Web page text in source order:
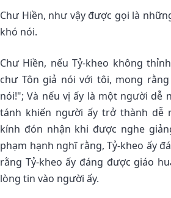
Chư Hiền, như vậy được gọi là
khó nói.
Chư Hiền, nếu Tỷ-kheo không
chư Tôn giả nói với tôi, mong
nói!"; Và nếu vị ấy là một người dễ
tánh khiến người ấy trở thành dễ
kính đón nhận khi được nghe
phạm hạnh nghĩ rằng, Tỷ-kheo ấy
rằng Tỷ-kheo ấy đáng được giáo
lòng tin vào người ấy.